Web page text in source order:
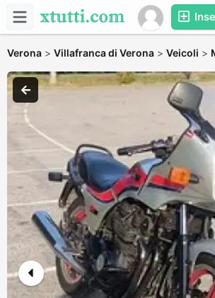
Verona > Villafranca di Verona > Veicoli >